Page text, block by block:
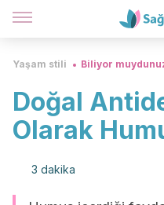
Yaşam stili Biliyor
Doğal
Olarak
3 dakika